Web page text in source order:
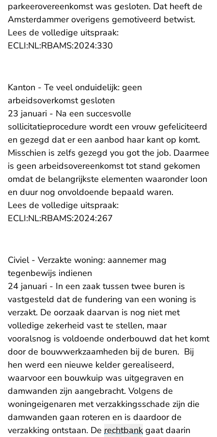
parkeerovereenkomst was gesloten. Dat heeft de
Amsterdammer overigens gemotiveerd betwist.
Lees de volledige uitspraak:
ECLI:NL:RBAMS:2024:330
Kanton - Te veel onduidelijk: geen
arbeidsoverkomst gesloten
23 januari - Na een succesvolle
sollicitatieprocedure wordt een vrouw gefeliciteerd
en gezegd dat er een aanbod haar kant op komt.
Misschien is zelfs gezegd you got the job. Daarmee
is geen arbeidsovereenkomst tot stand gekomen
omdat de belangrijkste elementen waaronder loon
en duur nog onvoldoende bepaald waren.
Lees de volledige uitspraak:
ECLI:NL:RBAMS:2024:267
Civiel - Verzakte woning: aannemer mag
tegenbewijs indienen
24 januari - In een zaak tussen twee buren is
vastgesteld dat de fundering van een woning is
verzakt. De oorzaak daarvan is nog niet met
volledige zekerheid vast te stellen, maar
vooralsnog is voldoende onderbouwd dat het komt
door de bouwwerkzaamheden bij de buren. Bij
hen werd een nieuwe kelder gerealiseerd,
waarvoor een bouwkuip was uitgegraven en
damwanden zijn aangebracht. Volgens de
woningeigenaren met verzakkingsschade zijn die
damwanden gaan roteren en is daardoor de
verzakking ontstaan. De rechtbank gaat daarin